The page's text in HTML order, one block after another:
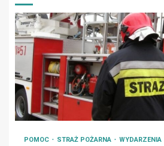
POMOC STRAŻ POŻARNA WYDARZENIA